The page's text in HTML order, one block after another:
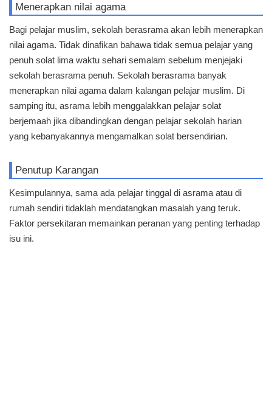
Menerapkan nilai agama
Bagi pelajar muslim, sekolah berasrama akan lebih menerapkan
nilai agama. Tidak dinafikan bahawa tidak semua pelajar yang
penuh solat lima waktu sehari semalam sebelum menjejaki
sekolah berasrama penuh. Sekolah berasrama banyak
menerapkan nilai agama dalam kalangan pelajar muslim. Di
samping itu, asrama lebih menggalakkan pelajar solat
berjemaah jika dibandingkan dengan pelajar sekolah harian
yang kebanyakannya mengamalkan solat bersendirian.
Penutup Karangan
Kesimpulannya, sama ada pelajar tinggal di asrama atau di
rumah sendiri tidaklah mendatangkan masalah yang teruk.
Faktor persekitaran memainkan peranan yang penting terhadap
isu ini.